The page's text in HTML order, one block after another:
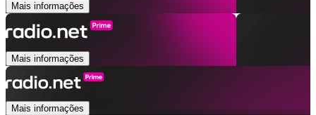
Mais informações
Mais informações
Mais informações